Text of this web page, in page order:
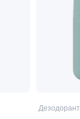
Дезодорант